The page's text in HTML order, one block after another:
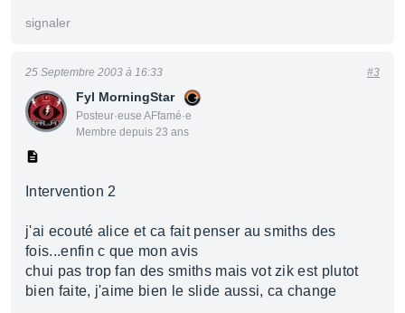
signaler
Fyl MorningStar
Posteur·euse AFfamé·e
Membre depuis 23 ans
25 Septembre 2003 à 16:33 #3
Intervention 2
j'ai ecouté alice et ca fait penser au smiths des
fois...enfin c que mon avis
chui pas trop fan des smiths mais vot zik est plutot
bien faite, j'aime bien le slide aussi, ca change